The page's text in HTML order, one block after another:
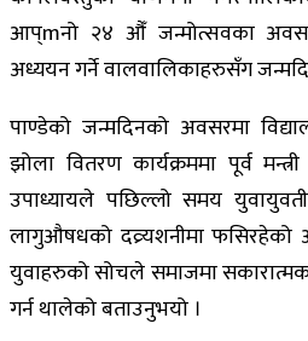
आप्mनो २४ औँ जन्मोत्सवका
अध्ययन गर्ने वालवालिकाहरुसँग
पाण्डेको जन्मदिनको अवसरमा
झोला वितरण कार्यक्रममा पूर्व
उपाध्यायले पछिल्लो समय
लागुऔषधको दव्र्यशनीमा फसिरहेको
युवाहरुको सोचले समाजमा
गर्न थालेको बताउनुभयो ।